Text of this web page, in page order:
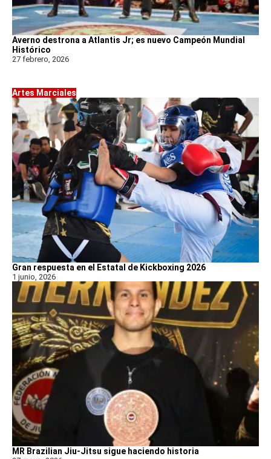
Averno destrona a Atlantis Jr; es nuevo Campeón Mundial
Histórico
27 febrero, 2026
Artes Marciales
Gran respuesta en el Estatal de Kickboxing 2026
1 junio, 2026
MR Brazilian Jiu-Jitsu sigue haciendo historia